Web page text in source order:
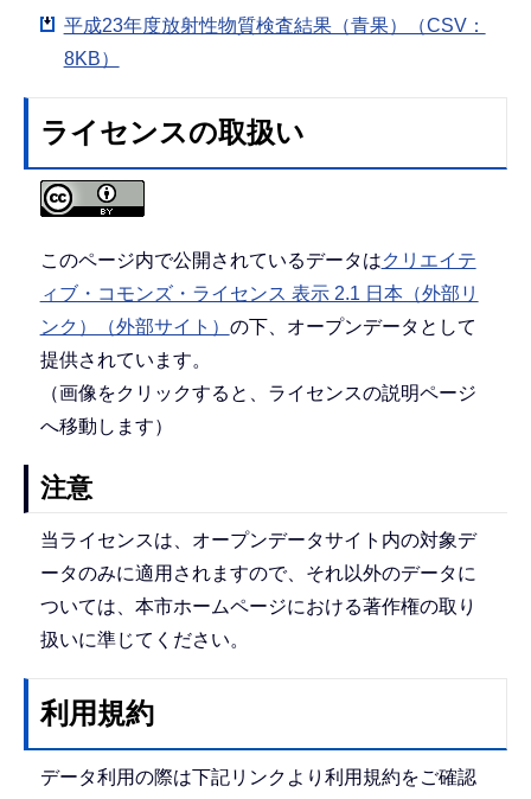
平成23年度放射性物質検査結果（青果）（CSV：
8KB）
ライセンスの取扱い
このページ内で公開されているデータはクリエイテ
ィブ・コモンズ・ライセンス 表示 2.1 日本（外部リ
ンク）（外部サイト） の下、オープンデータとして
提供されています。
（画像をクリックすると、ライセンスの説明ページ
へ移動します）
注意
当ライセンスは、オープンデータサイト内の対象デ
ータのみに適用されますので、それ以外のデータに
ついては、本市ホームページにおける著作権の取り
扱いに準じてください。
利用規約
データ利用の際は下記リンクより利用規約をご確認